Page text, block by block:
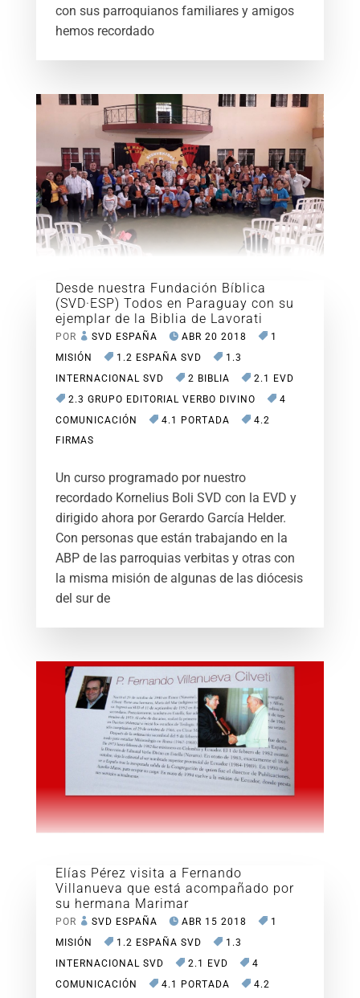
con sus parroquianos familiares y amigos
hemos recordado
Desde nuestra Fundación Bíblica
(SVD·ESP) Todos en Paraguay con su
ejemplar de la Biblia de Lavorati
POR SVD ESPAÑA ABR 20 2018
1
MISIÓN
1.2 ESPAÑA SVD
1.3
INTERNACIONAL SVD
2 BIBLIA
2.1 EVD
2.3 GRUPO EDITORIAL VERBO DIVINO
4
COMUNICACIÓN
4.1 PORTADA
4.2
FIRMAS
Un curso programado por nuestro
recordado Kornelius Boli SVD con la EVD y
dirigido ahora por Gerardo García Helder.
Con personas que están trabajando en la
ABP de las parroquias verbitas y otras con
la misma misión de algunas de las diócesis
del sur de
Elías Pérez visita a Fernando
Villanueva que está acompañado por
su hermana Marimar
POR SVD ESPAÑA ABR 15 2018
1
MISIÓN
1.2 ESPAÑA SVD
1.3
INTERNACIONAL SVD
2.1 EVD
4
COMUNICACIÓN
4.1 PORTADA 4.2